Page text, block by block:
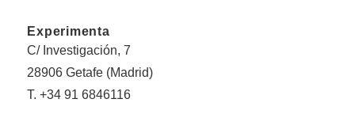
Experimenta
C/ Investigación, 7
28906 Getafe (Madrid)
T. +34 91 6846116